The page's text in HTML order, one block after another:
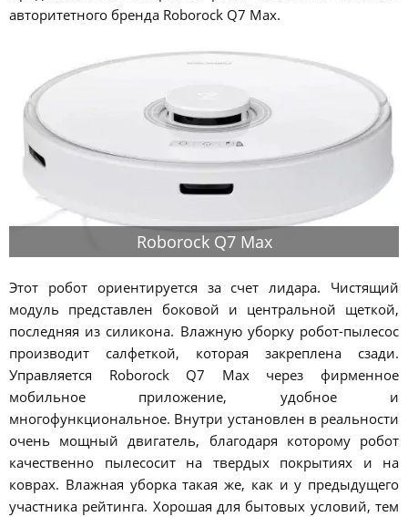
авторитетного бренда Roborock Q7 Max.
Roborock Q7 Max
Этот робот ориентируется за счет лидара. Чистящий
модуль представлен боковой и центральной щеткой,
последняя из силикона. Влажную уборку робот-пылесос
производит салфеткой, которая закреплена сзади.
Управляется Roborock Q7 Max через фирменное
мобильное приложение, удобное и
многофункциональное. Внутри установлен в реальности
очень мощный двигатель, благодаря которому робот
качественно пылесосит на твердых покрытиях и на
коврах. Влажная уборка такая же, как и у предыдущего
участника рейтинга. Хорошая для бытовых условий, тем